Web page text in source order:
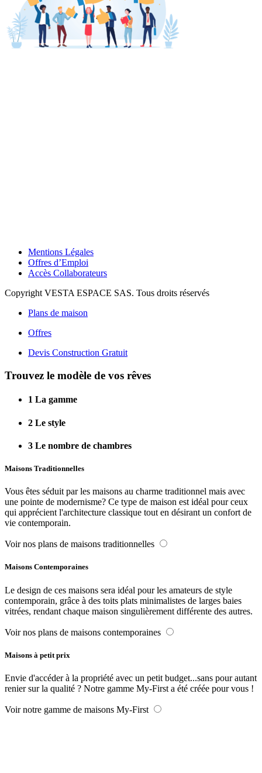
Mentions Légales
Offres d’Emploi
Accès Collaborateurs
Copyright VESTA ESPACE SAS. Tous droits réservés
Plans de maison
Offres
Devis Construction Gratuit
Trouvez le modèle de vos rêves
1 La gamme
2 Le style
3 Le nombre de chambres
Maisons Traditionnelles
Vous êtes séduit par les maisons au charme traditionnel mais avec
une pointe de modernisme? Ce type de maison est idéal pour ceux
qui apprécient l'architecture classique tout en désirant un confort de
vie contemporain.
Voir nos plans de maisons traditionnelles
Maisons Contemporaines
Le design de ces maisons sera idéal pour les amateurs de style
contemporain, grâce à des toits plats minimalistes de larges baies
vitrées, rendant chaque maison singulièrement différente des autres.
Voir nos plans de maisons contemporaines
Maisons à petit prix
Envie d'accéder à la propriété avec un petit budget...sans pour autant
renier sur la qualité ? Notre gamme My-First a été créée pour vous !
Voir notre gamme de maisons My-First